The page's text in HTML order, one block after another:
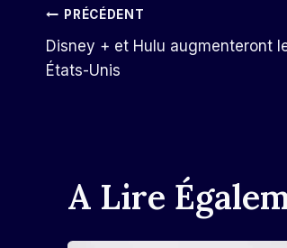
Navigation
De
PRÉCÉDENT
Disney + et Hulu augmenteront
États-Unis
A Lire